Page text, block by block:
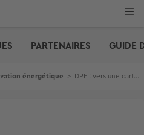
PARTENAIRES GUIDE
énergétique > DPE : vers une carte professionnelle obligatoire ?